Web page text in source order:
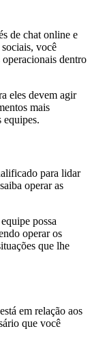
de chat online e
sociais, você
dentro
eles devem agir
mais
equipes.
para lidar
operar as
possa
operar os
que lhe
em relação aos
que você